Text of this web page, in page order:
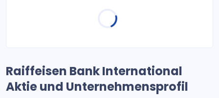
Raiffeisen Bank International
Aktie und Unternehmensprofil